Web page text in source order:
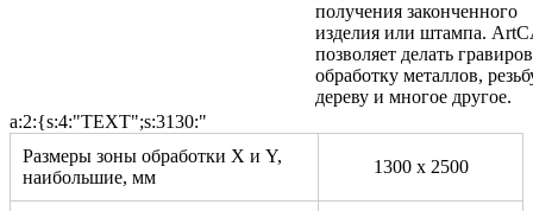
получения законченного
изделия или штампа.
позволяет делать
обработку металлов,
дереву и многое другое.
a:2:{s:4:"TEXT";s:3130:"
Размеры зоны обработки X и Y,
наибольшие, мм
1300 х 2500